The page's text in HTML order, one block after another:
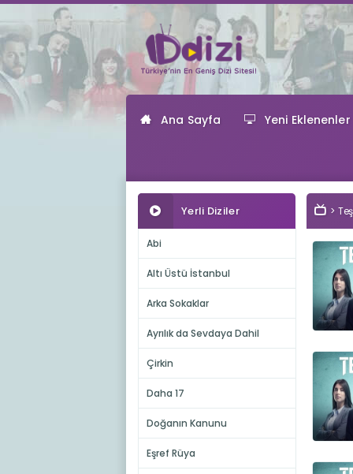
Ana Sayfa Yeni Eklenenler
Yerli Diziler
Abi
Altı Üstü İstanbul
Arka Sokaklar
Ayrılık da Sevdaya Dahil
Çirkin
Daha 17
Doğanın Kanunu
Eşref Rüya